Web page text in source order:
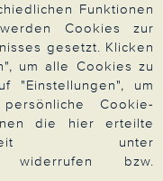
Funktionen
Cookies zur
gesetzt. Klicken
um alle Cookies zu
"Einstellungen", um
Cookie-
die hier erteilte
unter
bzw.